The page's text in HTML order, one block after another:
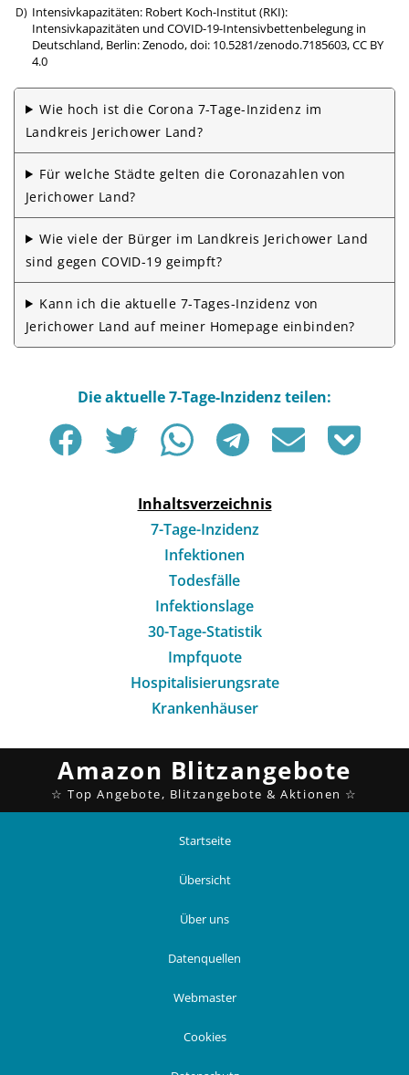
Intensivkapazitäten: Robert Koch-Institut (RKI):
Intensivkapazitäten und COVID-19-Intensivbettenbelegung in
Deutschland, Berlin: Zenodo,doi: 10.5281/zenodo.7185603,CC BY
4.0
Wie hoch ist die Corona 7-Tage-Inzidenz im
Landkreis Jerichower Land?
Für welche Städte gelten die Corona­zahlen von
Jerichower Land?
Wie viele der Bürger im Landkreis Jerichower Land
sind gegen COVID-19 geimpft?
Kann ich die aktuelle 7-Tages-Inzidenz von
Jerichower Land auf meiner Homepage einbinden?
Inhaltsverzeichnis
7-Tage-Inzidenz
Infektionen
Todesfälle
Infektionslage
30-Tage-Statistik
Impfquote
Hospitalisierungsrate
Krankenhäuser
Startseite
Übersicht
Über uns
Datenquellen
Webmaster
Cookies